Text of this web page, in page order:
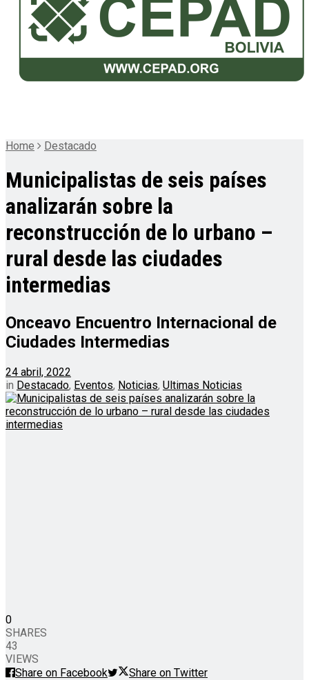
Home Destacado
Municipalistas de seis países
analizarán sobre la
reconstrucción de lo urbano –
rural desde las ciudades
intermedias
Onceavo Encuentro Internacional de
Ciudades Intermedias
24 abril, 2022
in Destacado, Eventos, Noticias, Ultimas Noticias
0
SHARES
43
VIEWS
Share on Facebook
Share on Twitter